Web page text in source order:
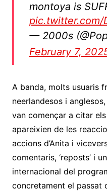
montoya is
pic.twitter.com/
— 2000s
February 7,
A banda, molts usuaris
neerlandesos i
van començar a citar
apareixien de les
accions d’Anita i
comentaris, ‘reposts’ i
internacional del
concretament el passat